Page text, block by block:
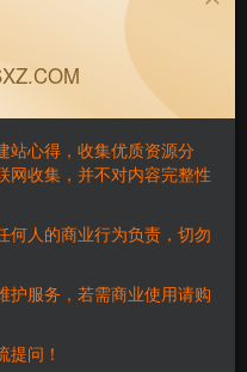
登录购买
QQ58628859
站心得，收集优质资源分
网收集，并不对内容完整性
何人的商业行为负责，切勿
护服务，若需商业使用请购
问！